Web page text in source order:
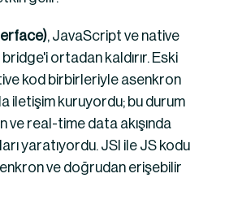
, JavaScript ve native
ortadan kaldırır. Eski
kod birbirleriyle asenkron
iletişim kuruyordu; bu durum
ve real-time data akışında
yaratıyordu. JSI ile JS kodu
ve doğrudan erişebilir